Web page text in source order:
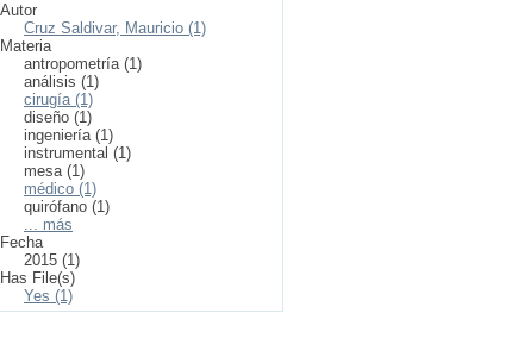
Autor
Cruz Saldivar, Mauricio (1)
Materia
antropometría (1)
análisis (1)
cirugía (1)
diseño (1)
ingeniería (1)
instrumental (1)
mesa (1)
médico (1)
quirófano (1)
... más
Fecha
2015 (1)
Has File(s)
Yes (1)